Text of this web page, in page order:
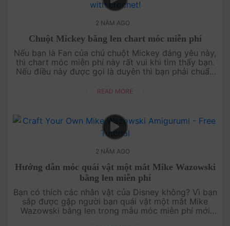
2 NĂM AGO
Chuột Mickey bằng len chart móc miễn phí
Nếu bạn là Fan của chú chuột Mickey đáng yêu này,
thì chart móc miễn phí này rất vui khi tìm thấy bạn.
Nếu điều này được gọi là duyên thì bạn phải chuẩn
READ MORE
2 NĂM AGO
Hướng dẫn móc quái vật một mắt Mike Wazowski
bằng len miễn phí
Bạn có thích các nhân vật của Disney không? Vì bạn
sắp được gặp người bạn quái vật một mắt Mike
Wazowski bằng len trong mẫu móc miễn phí mới